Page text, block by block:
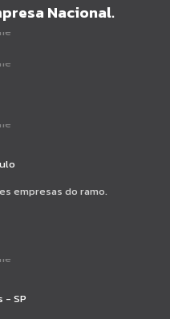
Nacional.
empresas do ramo.
- SP